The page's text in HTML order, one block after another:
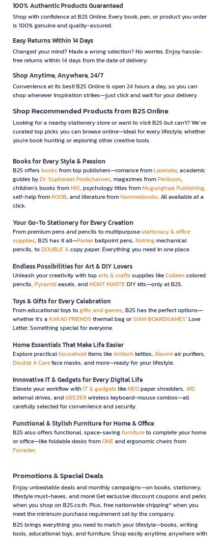
100% Authentic Products Guaranteed
Shop with confidence at B2S Online. Every book, pen, or product you order
is 100% genuine and quality-assured.
Easy Returns Within 14 Days
Changed your mind? Made a wrong selection? No worries. Enjoy hassle-
free returns within 14 days from the date of delivery.
Shop Anytime, Anywhere, 24/7
Convenience at its best! B2S Online is open 24 hours a day, so you can
shop whenever inspiration strikes—just click and wait for your delivery.
Shop Recommended Products from B2S Online
Looking for a nearby stationery store or want to visit B2S but can't? We’ve
curated top picks you can browse online—ideal for every lifestyle, whether
you're book hunting or exploring other creative tools.
Books for Every Style & Passion
B2S offers books from top publishers—romance fromLavender, academic
guides byDr. Suphawat Pookcharoen, magazines fromPenboon,
children’s books fromMIS, psychology titles fromMugunghwa Publishing,
self-help fromKOOB, and literature fromNanmeebooks. All available at a
click.
Your Go-To Stationery for Every Creation
From premium pens and pencils to multipurposestationary & office
supplies, B2S has it all—Parkerballpoint pens, Rotringmechanical
pencils, toDOUBLE Acopy paper. Everything you need in one place.
Endless Possibilities for Art & DIY Lovers
Unleash your creativity with toparts & crafts supplies likeColleencolored
pencils, Pyramideasels, andMONT MARTEDIY kits—only at B2S.
Toys & Gifts for Every Celebration
From educational toys togifts and games, B2S has the perfect options—
whether it’s a KAKAO FRIENDS thermal bag orSIAM BOARDGAMES’ Love
Letter. Something special for everyone.
Home Essentials That Make Life Easier
Explore practicalhouseholditems likeAnitechkettles, Xiaomiair purifiers,
Double A Careface masks, and more—ready for your lifestyle.
Innovative IT & Gadgets for Every Digital Life
Elevate your workflow withIT & gadgets likeNEOpaper shredders, WD
external drives, andGEEZERwireless keyboard-mouse combos—all
carefully selected for convenience and security.
Functional & Stylish Furniture for Home & Office
B2S also offers functional, space-savingfurnitureto complete your home
or office—like foldable desks fromONEand ergonomic chairs from
Furradec
Promotions & Special Deals
Enjoy unbeatable deals and monthly campaigns—on books, stationery,
lifestyle must-haves, and more! Get exclusive discount coupons and perks
when you shop on B2S.co.th. Plus, free nationwide shipping* when you
meet the minimum purchase requirement set by the company.
B2S brings everything you need to match your lifestyle—books, writing
tools, educational toys, and furniture. Shop easily anytime, anywhere with